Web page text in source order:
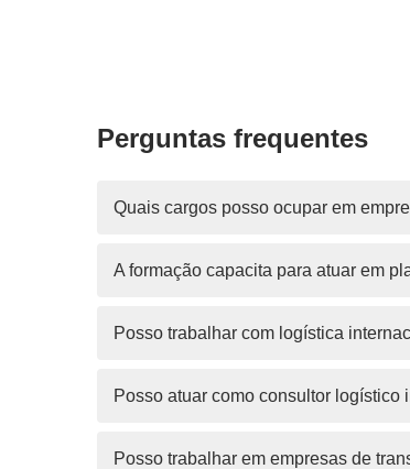
Perguntas frequentes
Quais cargos posso ocupar em
A formação capacita para atuar em
Posso trabalhar com logística
Posso atuar como consultor
Posso trabalhar em empresas de